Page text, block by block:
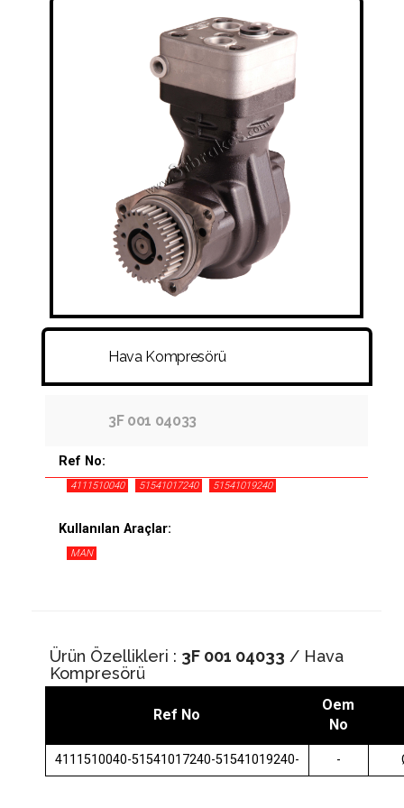
DISK - KAMPANA - PORYA - BIJON
Hava Kompresörü
3F 001 04033
Ref No:
4111510040 51541017240 51541019240
Kullanılan Araçlar:
MAN
Ürün Özellikleri : 3F 001 04033 / Hava
Kompresörü
Ref No
Oem
No
4111510040-51541017240-51541019240- -